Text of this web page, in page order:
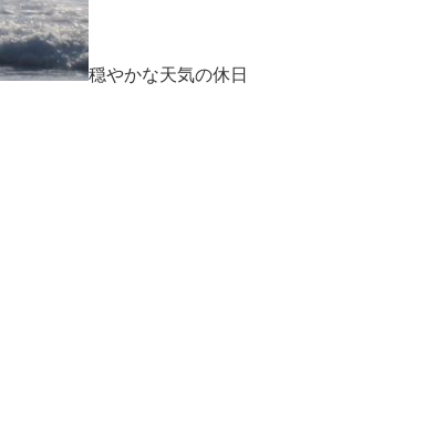
穏やかな天気の休日